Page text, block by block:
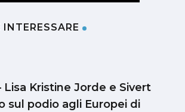
Lisa Kristine Jorde e Sivert
sul podio agli Europei di